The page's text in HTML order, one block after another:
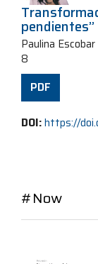
pendientes”
Paulina Escobar
8
PDF
DOI:https://
#Now